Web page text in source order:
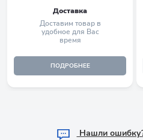
Доставка
Доставим товар в
удобное для Вас
время
ПОДРОБНЕЕ
Hашли